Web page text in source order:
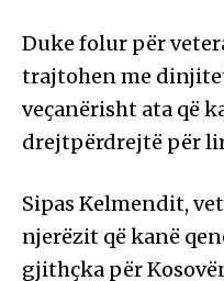
Duke folur për
trajtohen me
veçanërisht ata që
drejtpërdrejtë për
Sipas Kelmendit,
njerëzit që kanë
gjithçka për